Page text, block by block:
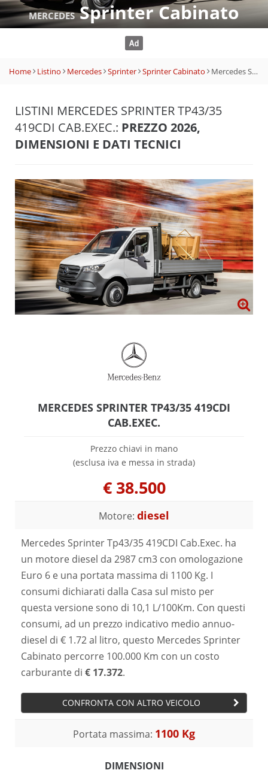
MERCEDESSprinter Cabinato
Home Listino Mercedes Sprinter Sprinter Cabinato Mercedes Sprinter Tp43/35 419CDI Cab.Exec.
LISTINI MERCEDES SPRINTER TP43/35
419CDI CAB.EXEC.: PREZZO 2026,
DIMENSIONI E DATI TECNICI
MERCEDES SPRINTER TP43/35 419CDI
CAB.EXEC.
Prezzo chiavi in mano
(esclusa iva e messa in strada)
€ 38.500
Motore: diesel
Mercedes Sprinter Tp43/35 419CDI Cab.Exec. ha
un motore diesel da 2987 cm3 con omologazione
Euro 6 e una portata massima di 1100 Kg. I
consumi dichiarati dalla Casa sul misto per
questa versione sono di 10,1 L/100Km. Con questi
consumi, ad un prezzo indicativo medio annuo-
diesel di € 1.72 al litro, questo Mercedes Sprinter
Cabinato percorre 100.000 Km con un costo
carburante di € 17.372.
CONFRONTA CON ALTRO VEICOLO
Portata massima: 1100 Kg
DIMENSIONI